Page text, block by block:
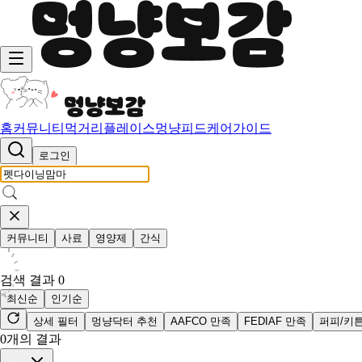
홈커뮤니티 먹거리 플레이스멍냥피드케어가이드
로그인
커뮤니티 사료 영양제 간식
검색 결과 0
최신순
인기순
상세 필터
멍냥닥터 추천 AAFCO 만족 FEDIAF 만족 퍼피/키
0개의 결과